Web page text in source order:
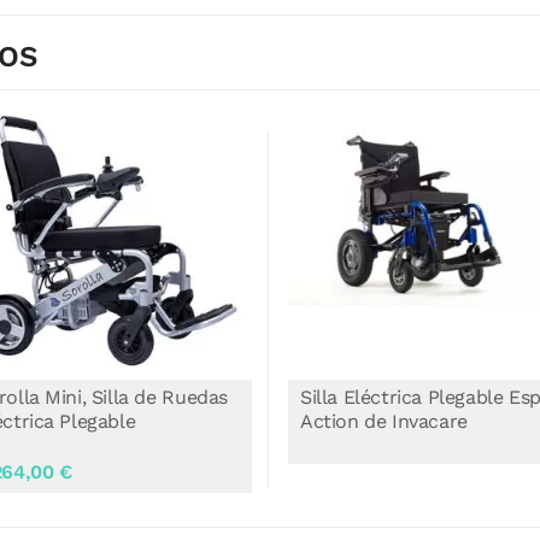
Eléctrica Plegable Esprit
de Invacare
Silla Eléctrica
Whill Model C2 de Wellell